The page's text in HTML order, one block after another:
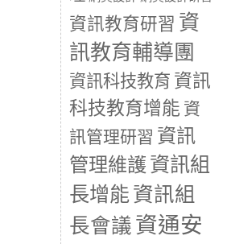
資訊教育研習 資
訊教育輔導團
資訊科技教育 資訊
科技教育增能 資
訊管理研習 資訊
管理維護 資訊組
長增能資訊組
長會議 資通安